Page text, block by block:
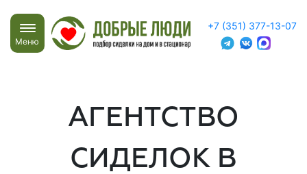
Меню
+7 (351) 377-13-07
АГЕНТСТВО
СИДЕЛОК В